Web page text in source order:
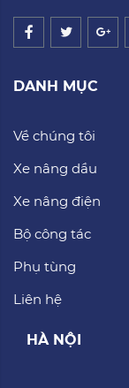
DANH MỤC
Về chúng tôi
Xe nâng dầu
Xe nâng điện
Bộ công tác
Phụ tùng
Liên hệ
HÀ NỘI